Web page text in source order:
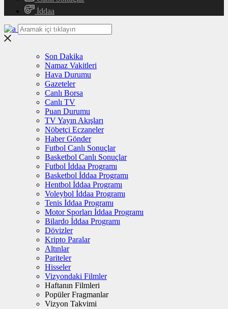
İddaa
Son Dakika
Namaz Vakitleri
Hava Durumu
Gazeteler
Canlı Borsa
Canlı TV
Puan Durumu
TV Yayın Akışları
Nöbetçi Eczaneler
Haber Gönder
Futbol Canlı Sonuçlar
Basketbol Canlı Sonuçlar
Futbol İddaa Programı
Basketbol İddaa Programı
Hentbol İddaa Programı
Voleybol İddaa Programı
Tenis İddaa Programı
Motor Sporları İddaa Programı
Bilardo İddaa Programı
Dövizler
Kripto Paralar
Altınlar
Pariteler
Hisseler
Vizyondaki Filmler
Haftanın Filmleri
Popüler Fragmanlar
Vizyon Takvimi